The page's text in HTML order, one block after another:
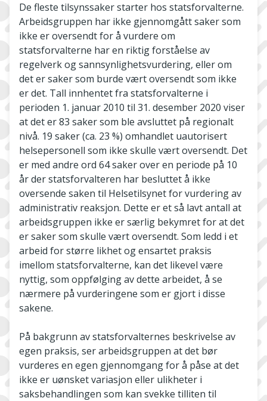
De fleste tilsynssaker starter hos statsforvalterne.
Arbeidsgruppen har ikke gjennomgått saker som
ikke er oversendt for å vurdere om
statsforvalterne har en riktig forståelse av
regelverk og sannsynlighetsvurdering, eller om
det er saker som burde vært oversendt som ikke
er det. Tall innhentet fra statsforvalterne i
perioden 1. januar 2010 til 31. desember 2020 viser
at det er 83 saker som ble avsluttet på regionalt
nivå. 19 saker (ca. 23 %) omhandlet uautorisert
helsepersonell som ikke skulle vært oversendt. Det
er med andre ord 64 saker over en periode på 10
år der statsforvalteren har besluttet å ikke
oversende saken til Helsetilsynet for vurdering av
administrativ reaksjon. Dette er et så lavt antall at
arbeidsgruppen ikke er særlig bekymret for at det
er saker som skulle vært oversendt. Som ledd i et
arbeid for større likhet og ensartet praksis
imellom statsforvalterne, kan det likevel være
nyttig, som oppfølging av dette arbeidet, å se
nærmere på vurderingene som er gjort i disse
sakene.
På bakgrunn av statsforvalternes beskrivelse av
egen praksis, ser arbeidsgruppen at det bør
vurderes en egen gjennomgang for å påse at det
ikke er uønsket variasjon eller ulikheter i
saksbehandlingen som kan svekke tilliten til